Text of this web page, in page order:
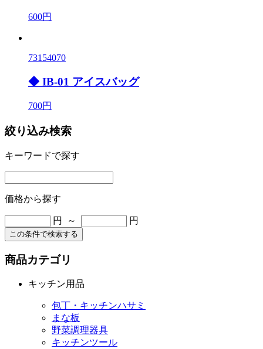
600円
73154070
◆ IB-01 アイスバッグ
700円
絞り込み検索
キーワードで探す
価格から探す
円 ～ 円
この条件で検索する
商品カテゴリ
キッチン用品
包丁・キッチンハサミ
まな板
野菜調理器具
キッチンツール